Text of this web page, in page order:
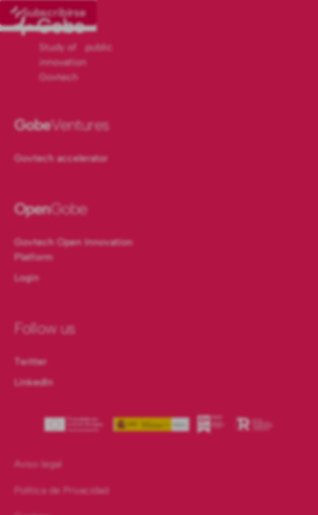
Subscribirse
Study of public
innovation
Govtech
GobeVentures
Govtech accelerator
OpenGobe
Govtech Open Innovation
Platform
Login
Follow us
Twitter
LinkedIn
Aviso legal
Política de Privacidad